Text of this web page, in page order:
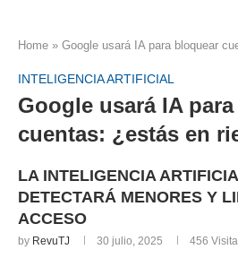
Home » Google usará IA para bloquear
INTELIGENCIA ARTIFICIAL
Google usará IA
cuentas: ¿estás en
LA INTELIGENCIA
DETECTARÁ MENORES Y
ACCESO
by RevuTJ 30 julio, 2025 456